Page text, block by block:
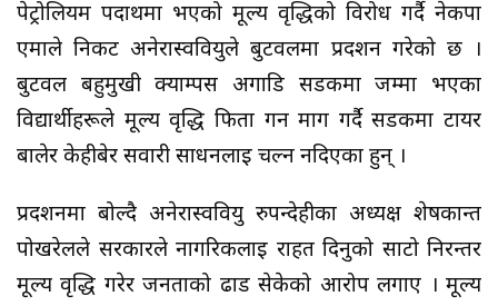
पेट्रोलियम पदार्थमा भएको मूल्य वृद्धिको विरोध गर्दै नेकपा
एमाले निकट अनेरास्ववियुले बुटवलमा प्रदर्शन गरेको छ ।
बुटवल बहुमुखी क्याम्पस अगाडि सडकमा जम्मा भएका
विद्यार्थीहरूले मूल्य वृद्धि फिर्ता गर्न माग गर्दै सडकमा टायर
बालेर केहीबेर सवारी साधनलाई चल्न नदिएका हुन् ।
प्रदर्शनमा बोल्दै अनेरास्ववियु रुपन्देहीका अध्यक्ष शेषकान्त
पोखरेलले सरकारले नागरिकलाई राहत दिनुको साटो निरन्तर
मूल्य वृद्धि गरेर जनताको ढाड सेकेको आरोप लगाए । मूल्य